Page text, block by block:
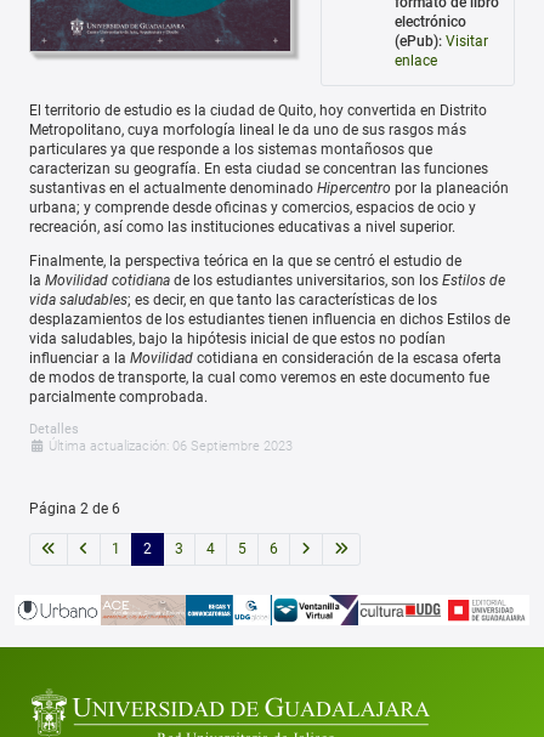
electrónico
(ePub): Visitar
enlace
El territorio de estudio es la ciudad de Quito, hoy convertida en Distrito
Metropolitano, cuya morfología lineal le da uno de sus rasgos más
particulares ya que responde a los sistemas montañosos que
caracterizan su geografía. En esta ciudad se concentran las funciones
sustantivas en el actualmente denominado Hipercentro por la planeación
urbana; y comprende desde oficinas y comercios, espacios de ocio y
recreación, así como las instituciones educativas a nivel superior.
Finalmente, la perspectiva teórica en la que se centró el estudio de
la Movilidad cotidiana de los estudiantes universitarios, son los Estilos de
vida saludables; es decir, en que tanto las características de los
desplazamientos de los estudiantes tienen influencia en dichos Estilos de
vida saludables, bajo la hipótesis inicial de que estos no podían
influenciar a la Movilidad cotidiana en consideración de la escasa oferta
de modos de transporte, la cual como veremos en este documento fue
parcialmente comprobada.
Detalles
Última actualización: 06 Septiembre 2023
Página 2 de 6
1 2 3 4 5 6